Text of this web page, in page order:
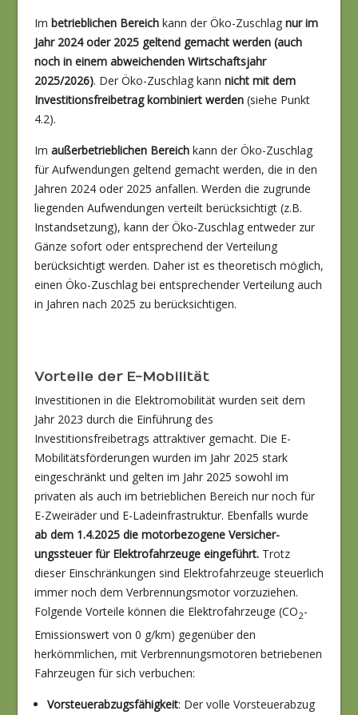
Im betrieblichen Bereichkann der Öko-Zuschlag nur im
Jahr 2024 oder 2025 geltend gemacht werden (auch
noch in einem abweichenden Wirtschaftsjahr
2025/2026). Der Öko-Zuschlag kann nicht mit dem
Investitionsfreibetrag kombiniert werden(siehe Punkt
4.2).
Im außerbetrieblichen Bereichkann der Öko-Zuschlag
für Aufwendungen geltend gemacht werden, die in den
Jahren 2024 oder 2025 anfallen. Werden die zugrunde
liegenden Aufwendungen verteilt berücksichtigt (z.B.
Instandsetzung), kann der Öko-Zuschlag entweder zur
Gänze sofort oder entsprechend der Verteilung
berücksichtigt werden. Daher ist es theoretisch möglich,
einen Öko-Zuschlag bei entsprechender Verteilung auch
in Jahren nach 2025 zu berücksichtigen.
Vorteile der E-Mobilität
Investitionen in die Elektromobilität wurden seit dem
Jahr 2023 durch die Einführung des
Investitionsfreibetrags attraktiver gemacht. Die E-
Mobilitätsförderungen wurden im Jahr 2025 stark
eingeschränkt und gelten im Jahr 2025 sowohl im
privaten als auch im betrieblichen Bereich nur noch für
E-Zweiräder und E-Ladeinfrastruktur. Ebenfalls wurde
ab dem 1.4.2025 die motorbezogene Versicher­
ungssteuer für Elektrofahrzeuge eingeführt. Trotz
dieser Einschränkungen sind Elektrofahrzeuge steuerlich
immer noch dem Verbrennungsmotor vorzuziehen.
Folgende Vorteile können die Elektro­fahrzeuge (CO2-
Emissionswert von 0 g/km) gegenüber den
herkömmlichen, mit Verbrennungsmotoren betriebenen
Fahrzeugen für sich verbuchen:
Vorsteuerabzugsfähigkeit: Der volle Vorsteuerabzug